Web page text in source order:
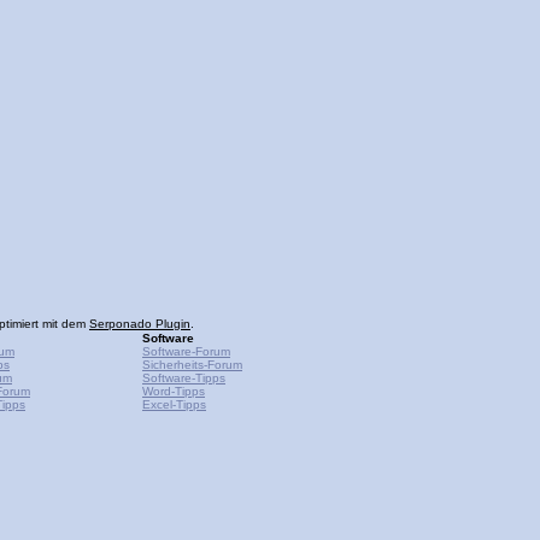
mit dem Serponado Plugin
Software
Software-Forum
Sicherheits-Forum
Software-Tipps
Word-Tipps
Excel-Tipps